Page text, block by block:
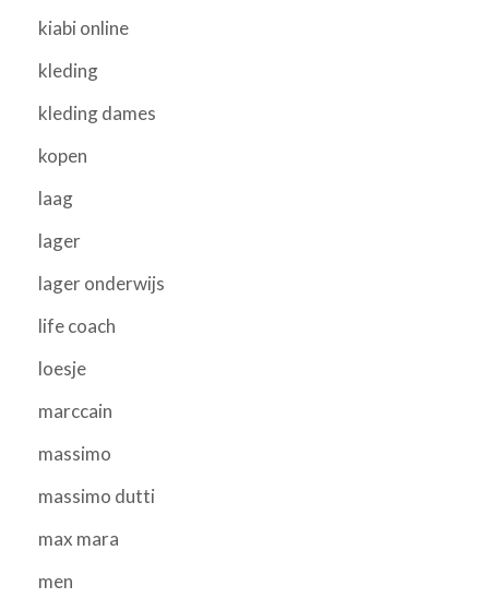
kiabi online
kleding
kleding dames
kopen
laag
lager
lager onderwijs
life coach
loesje
marccain
massimo
massimo dutti
max mara
men